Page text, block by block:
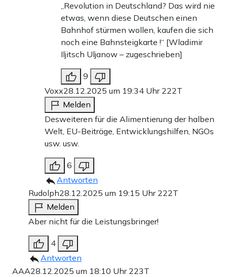
„Revolution in Deutschland? Das wird nie
etwas, wenn diese Deutschen einen
Bahnhof stürmen wollen, kaufen die sich
noch eine Bahnsteigkarte !“ [Wladimir
Iljitsch Uljanow – zugeschrieben]
9
Voxx28.12.2025 um 19:34 Uhr 222T
Melden
Desweiteren für die Alimentierung der halben
Welt, EU-Beiträge, Entwicklungshilfen, NGOs
usw. usw.
6
Antworten
Rudolph28.12.2025 um 19:15 Uhr 222T
Melden
Aber nicht für die Leistungsbringer!
4
Antworten
AAA28.12.2025 um 18:10 Uhr 223T